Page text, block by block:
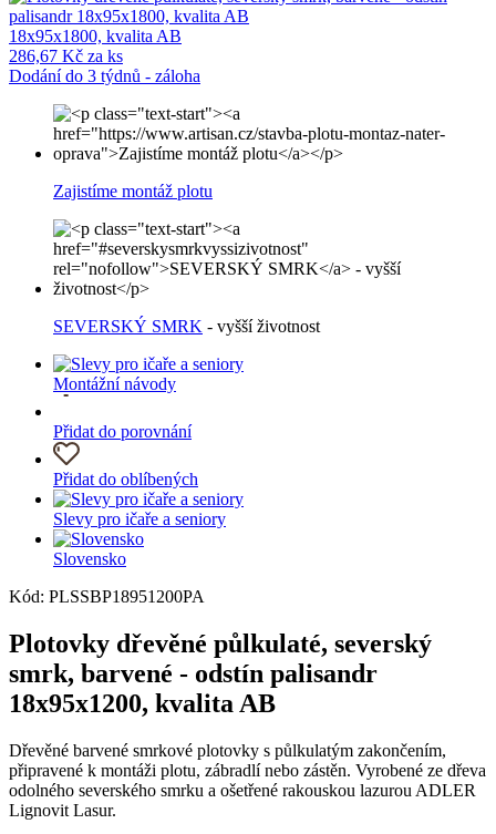
18x95x1800, kvalita AB
286,67 Kč za ks
Dodání do 3 týdnů - záloha
Zajistíme montáž plotu
SEVERSKÝ SMRK - vyšší životnost
Montážní návody
Přidat do porovnání
Přidat do oblíbených
Slevy pro ičaře a seniory
Slovensko
Kód: PLSSBP18951200PA
Plotovky dřevěné půlkulaté, severský
smrk, barvené - odstín palisandr
18x95x1200, kvalita AB
Dřevěné barvené smrkové plotovky s půlkulatým zakončením,
připravené k montáži plotu, zábradlí nebo zástěn. Vyrobené ze dřeva
odolného severského smrku a ošetřené rakouskou lazurou ADLER
Lignovit Lasur.